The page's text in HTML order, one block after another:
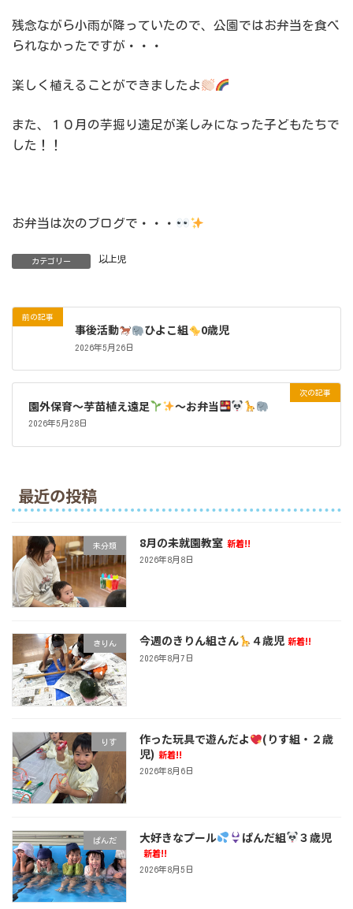
残念ながら小雨が降っていたので、公園ではお弁当を食べ
られなかったですが・・・
楽しく植えることができましたよ
また、１０月の芋掘り遠足が楽しみになった子どもたちで
した！！
お弁当は次のブログで・・・
カテゴリー 以上児
前の記事
事後活動 ひよこ組 0歳児
2026年5月26日
次の記事
園外保育～芋苗植え遠足 ～お弁当
2026年5月28日
最近の投稿
未分類 8月の未就園教室 新着!!
2026年8月8日
きりん 今週のきりん組さん ４歳児 新着!!
2026年8月7日
りす 作った玩具で遊んだよ
(りす組・２歳
児) 新着!!
2026年8月6日
ぱんだ 大好きなプール ぱんだ組 ３歳児
新着!!
2026年8月5日